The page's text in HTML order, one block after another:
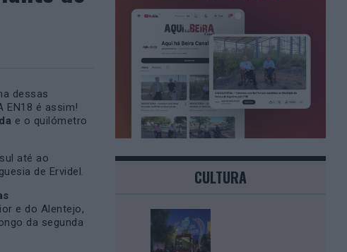
dessas
EN18 é assim!
e o quilómetro
até ao
de Ervidel.
e do Alentejo,
da segunda
CULTURA